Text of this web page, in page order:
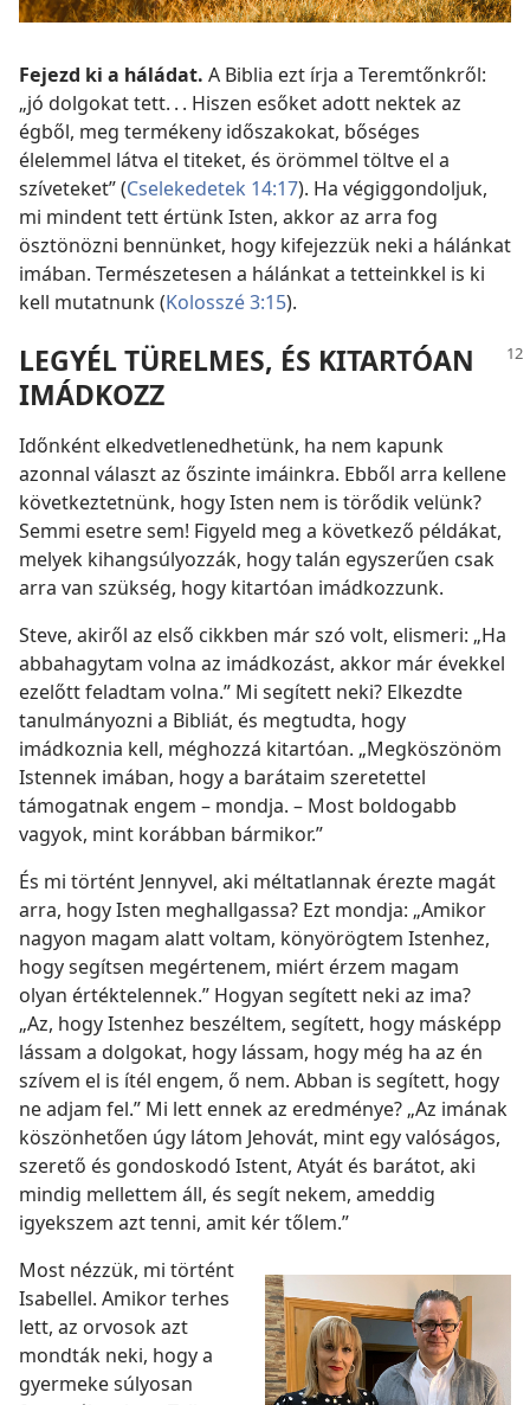
Fejezd ki a háládat. A Biblia ezt írja a Teremtőnkről:
„jó dolgokat tett. . . Hiszen esőket adott nektek az
égből, meg termékeny időszakokat, bőséges
élelemmel látva el titeket, és örömmel töltve el a
szíveteket” (Cselekedetek 14:17). Ha végiggondoljuk,
mi mindent tett értünk Isten, akkor az arra fog
ösztönözni bennünket, hogy kifejezzük neki a hálánkat
imában. Természetesen a hálánkat a tetteinkkel is ki
kell mutatnunk (Kolosszé 3:15).
LEGYÉL TÜRELMES, ÉS KITARTÓAN
IMÁDKOZZ
Időnként elkedvetlenedhetünk, ha nem kapunk
azonnal választ az őszinte imáinkra. Ebből arra kellene
következtetnünk, hogy Isten nem is törődik velünk?
Semmi esetre sem! Figyeld meg a következő példákat,
melyek kihangsúlyozzák, hogy talán egyszerűen csak
arra van szükség, hogy kitartóan imádkozzunk.
Steve, akiről az első cikkben már szó volt, elismeri: „Ha
abbahagytam volna az imádkozást, akkor már évekkel
ezelőtt feladtam volna.” Mi segített neki? Elkezdte
tanulmányozni a Bibliát, és megtudta, hogy
imádkoznia kell, méghozzá kitartóan. „Megköszönöm
Istennek imában, hogy a barátaim szeretettel
támogatnak engem – mondja. – Most boldogabb
vagyok, mint korábban bármikor.”
És mi történt Jennyvel, aki méltatlannak érezte magát
arra, hogy Isten meghallgassa? Ezt mondja: „Amikor
nagyon magam alatt voltam, könyörögtem Istenhez,
hogy segítsen megértenem, miért érzem magam
olyan értéktelennek.” Hogyan segített neki az ima?
„Az, hogy Istenhez beszéltem, segített, hogy másképp
lássam a dolgokat, hogy lássam, hogy még ha az én
szívem el is ítél engem, ő nem. Abban is segített, hogy
ne adjam fel.” Mi lett ennek az eredménye? „Az imának
köszönhetően úgy látom Jehovát, mint egy valóságos,
szerető és gondoskodó Istent, Atyát és barátot, aki
mindig mellettem áll, és segít nekem, ameddig
igyekszem azt tenni, amit kér tőlem.”
Most nézzük, mi történt
Isabellel. Amikor terhes
lett, az orvosok azt
mondták neki, hogy a
gyermeke súlyosan